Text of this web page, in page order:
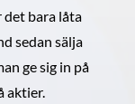
bara låta
sedan sälja
ge sig in på
aktier.